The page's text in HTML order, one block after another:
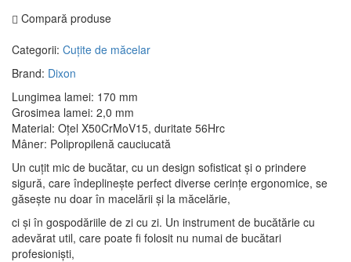
Compară produse
Categorii: Cuțite de măcelar
Brand: Dixon
Lungimea lamei: 170 mm
Grosimea lamei: 2,0 mm
Material: Oțel X50CrMoV15, duritate 56Hrc
Mâner: Polipropilenă cauciucată
Un cuțit mic de bucătar, cu un design sofisticat și o prindere
sigură, care îndeplinește perfect diverse cerințe ergonomice, se
găsește nu doar în macelării și la măcelărie,
ci și în gospodăriile de zi cu zi. Un instrument de bucătărie cu
adevărat util, care poate fi folosit nu numai de bucătari
profesioniști,